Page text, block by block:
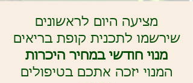
מציעה היום לראשונים
שירשמו לתכנית קופת בריאים
מנוי חודשי במחיר היכרות
המנוי יזכה אתכם בטיפולים